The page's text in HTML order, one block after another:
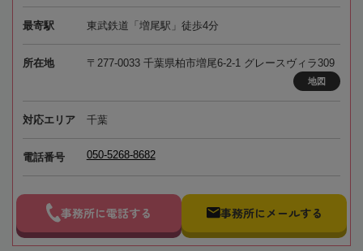
最寄駅 東武鉄道「増尾駅」徒歩4分
所在地 〒277-0033 千葉県柏市増尾6-2-1 グレースヴィラ309
地図
対応エリア 千葉
電話番号 050-5268-8682
事務所に電話する 事務所にメールする